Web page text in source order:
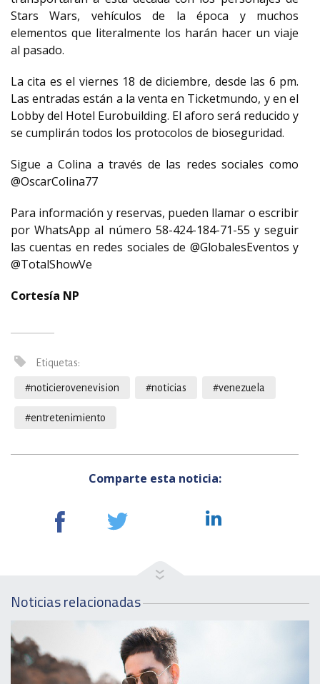
Stars Wars, vehículos de la época y muchos
elementos que literalmente los harán hacer un viaje
al pasado.
La cita es el viernes 18 de diciembre, desde las 6 pm.
Las entradas están a la venta en Ticketmundo, y en el
Lobby del Hotel Eurobuilding. El aforo será reducido y
se cumplirán todos los protocolos de bioseguridad.
Sigue a Colina a través de las redes sociales como
@OscarColina77
Para información y reservas, pueden llamar o escribir
por WhatsApp al número 58-424-184-71-55 y seguir
las cuentas en redes sociales de @GlobalesEventos y
@TotalShowVe
Cortesía NP
Etiquetas:
#noticierovenevision #noticias #venezuela
#entretenimiento
Comparte esta noticia:
Noticias relacionadas